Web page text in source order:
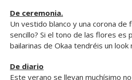
De ceremonia.
Un vestido blanco y una corona de
sencillo? Si el tono de las flores es
bailarinas de Okaa tendréis un
De diario
Este verano se llevan muchísimo